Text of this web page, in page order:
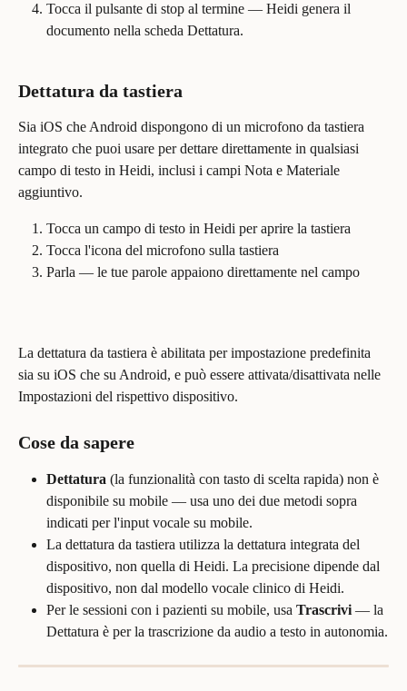
Tocca il pulsante di stop al termine — Heidi genera il
documento nella scheda Dettatura.
Dettatura da tastiera
Sia iOS che Android dispongono di un microfono da tastiera
integrato che puoi usare per dettare direttamente in qualsiasi
campo di testo in Heidi, inclusi i campi Nota e Materiale
aggiuntivo.
Tocca un campo di testo in Heidi per aprire la tastiera
Tocca l'icona del microfono sulla tastiera
Parla — le tue parole appaiono direttamente nel campo
La dettatura da tastiera è abilitata per impostazione predefinita
sia su iOS che su Android, e può essere attivata/disattivata nelle
Impostazioni del rispettivo dispositivo.
Cose da sapere
Dettatura (la funzionalità con tasto di scelta rapida) non è
disponibile su mobile — usa uno dei due metodi sopra
indicati per l'input vocale su mobile.
La dettatura da tastiera utilizza la dettatura integrata del
dispositivo, non quella di Heidi. La precisione dipende dal
dispositivo, non dal modello vocale clinico di Heidi.
Per le sessioni con i pazienti su mobile, usa Trascrivi — la
Dettatura è per la trascrizione da audio a testo in autonomia.